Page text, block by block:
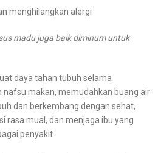
menghilangkan alergi
madu juga baik diminum untuk
daya tahan tubuh selama
makan, memudahkan buang air
dan berkembang dengan sehat,
rasa mual, dan menjaga ibu yang
penyakit.